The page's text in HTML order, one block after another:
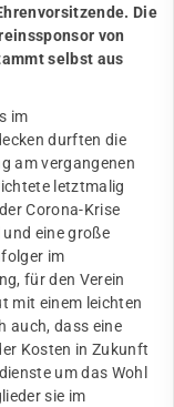
Die
von
selbst aus
im
durften die
am vergangenen
letztmalig
Corona-Krise
eine große
im
für den Verein
mit einem leichten
auch, dass eine
Kosten in Zukunft
um das Wohl
sie im